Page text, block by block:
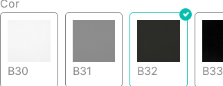
Cor
B30 B31 B32 B33